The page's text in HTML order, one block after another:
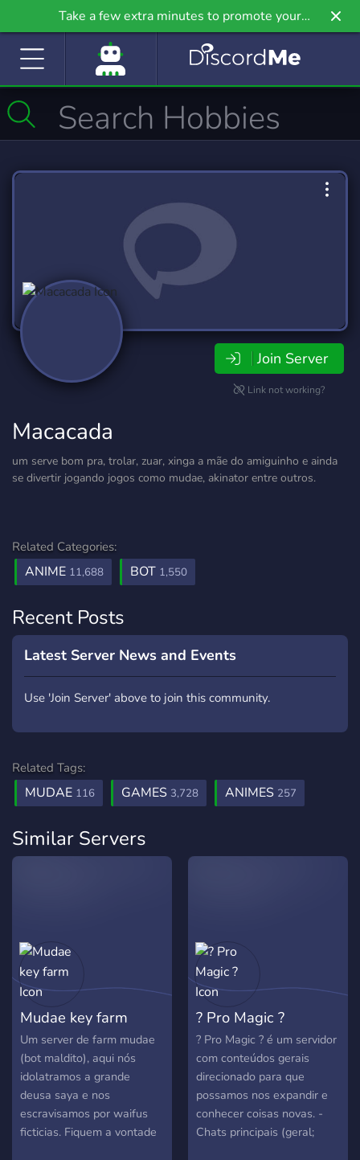
Take a few extra minutes to promote your
community even further on Griv.io, our newest
Join Server
Link not working?
Macacada
um serve bom pra, trolar, zuar, xinga a mãe do amiguinho e ainda
se divertir jogando jogos como mudae, akinator entre outros.
Related Categories:
ANIME 11,688 BOT 1,550
Recent Posts
Latest Server News and Events
Use 'Join Server' above to join this community.
Related Tags:
MUDAE 116 GAMES 3,728 ANIMES 257
Similar Servers
Mudae key farm
Um server de farm mudae
(bot maldito), aqui nós
idolatramos a grande
deusa saya e nos
escravisamos por waifus
ficticias. Fiquem a vontade
? Pro Magic ?
? Pro Magic ? é um servidor
com conteúdos gerais
direcionado para que
possamos nos expandir e
conhecer coisas novas. -
Chats principais (geral;